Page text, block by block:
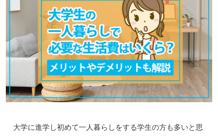
大学に進学し初めて一人暮らしをする学生の方も多いと思